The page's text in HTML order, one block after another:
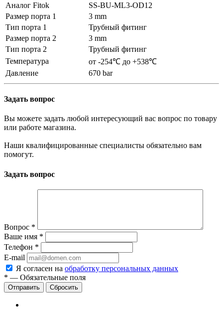
Аналог Fitok
SS-BU-ML3-OD12
Размер порта 1
3 mm
Тип порта 1
Трубный фитинг
Размер порта 2
3 mm
Тип порта 2
Трубный фитинг
Температура
от -254℃ до +538℃
Давление
670 bar
Задать вопрос
Вы можете задать любой интересующий вас вопрос по товару
или работе магазина.
Наши квалифицированные специалисты обязательно вам
помогут.
Задать вопрос
Вопрос *
Ваше имя *
Телефон *
E-mail
Я согласен на обработку персональных данных
* — Обязательные поля
Сбросить